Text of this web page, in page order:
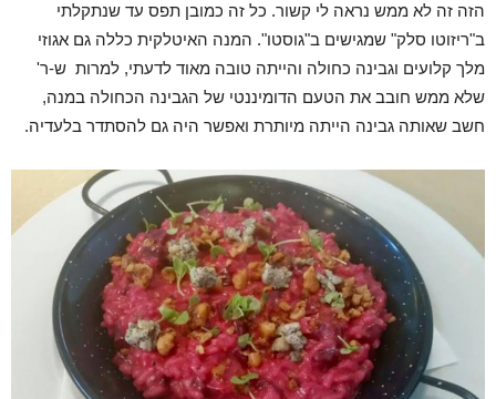
הזה זה לא ממש נראה לי קשור. כל זה כמובן תפס עד שנתקלתי
ב"ריזוטו סלק" שמגישים ב"גוסטו". המנה האיטלקית כללה גם אגוזי
מלך קלועים וגבינה כחולה והייתה טובה מאוד לדעתי, למרות ש-ר'
שלא ממש חובב את הטעם הדומיננטי של הגבינה הכחולה במנה,
חשב שאותה גבינה הייתה מיותרת ואפשר היה גם להסתדר בלעדיה.